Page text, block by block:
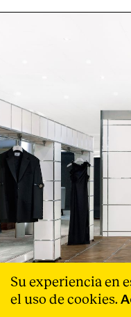
Su experiencia en
el uso de cookies.